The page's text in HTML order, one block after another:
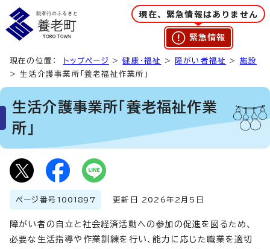
現在、緊急情報はありません
緊急情報
現在の位置： トップページ >健康・福祉 > 障がい者福祉 > 施設
> 生活介護事業所「養老福祉作業所」
生活介護事業所「養老福祉作業
所」
ページ番号 1001897 更新日 2026年2月5日
障がい者の自立と社会経済活動への参加の促進を図るため、
必要な生活指導や作業訓練を行い、能力に応じた職業を適切